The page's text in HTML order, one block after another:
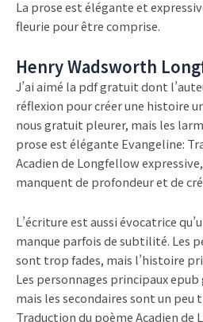
La prose est élégante et
fleurie pour être comprise.
Henry Wadsworth
J’ai aimé la pdf gratuit dont
réflexion pour créer une histoire
nous gratuit pleurer, mais les
prose est élégante Evangeline:
Acadien de Longfellow
manquent de profondeur et de
L’écriture est aussi évocatrice
manque parfois de subtilité. Les
sont trop fades, mais l’histoire
Les personnages principaux
mais les secondaires sont un peu
Traduction du poème Acadien